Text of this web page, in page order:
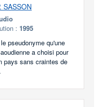
SASSON
: 1995
pseudonyme qu'une
a choisi pour
pays sans craintes de